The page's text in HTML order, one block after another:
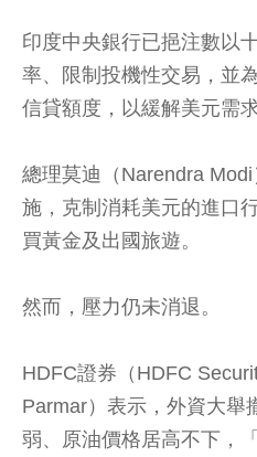
印度中央銀行已挹注數以
率、限制投機性交易，並
信貸額度，以緩解美元需求
總理莫迪（Narendra
施，克制消耗美元的進口
買黃金及出國旅遊。
然而，壓力仍未消退。
HDFC證券（HDFC
Parmar）表示，外資大舉
弱、原油價格居高不下，